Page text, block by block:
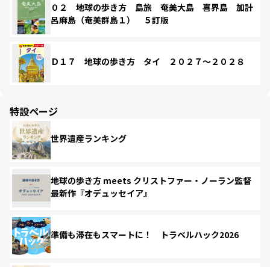
０２ 地球の歩き方 島旅 奄美大島 喜界島 加計
呂麻島（奄美群島１） ５訂版
Ｄ１７ 地球の歩き方 タイ ２０２７～２０２８
特設ページ
世界遺産ランキング
地球の歩き方 meets クリストファー・ノーラン監督
最新作『オデュッセイア』
準備も滞在もスマートに！ トラベルハック2026